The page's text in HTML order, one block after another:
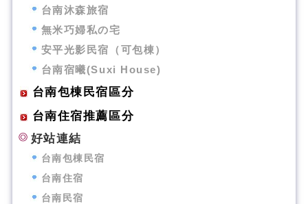
台南沐森旅宿
無米巧婦私の宅
安平光影民宿（可包棟）
台南宿曦(Suxi House)
台南包棟民宿區分
台南住宿推薦區分
好站連結
台南包棟民宿
台南住宿
台南民宿